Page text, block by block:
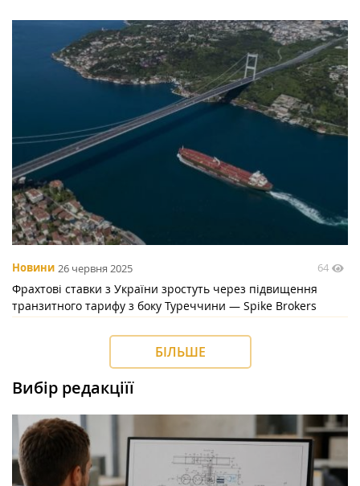
Новини 26 червня 2025 64
Фрахтові ставки з України зростуть через підвищення
транзитного тарифу з боку Туреччини — Spike Brokers
БІЛЬШЕ
Вибір редакціїї